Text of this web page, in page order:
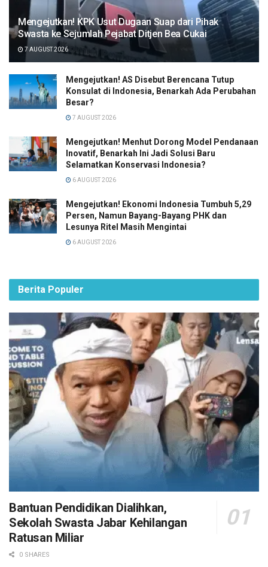
Mengejutkan! KPK Usut Dugaan Suap dari Pihak
Swasta ke Sejumlah Pejabat Ditjen Bea Cukai
7 AUGUST 2026
Mengejutkan! AS Disebut Berencana Tutup
Konsulat di Indonesia, Benarkah Ada Perubahan
Besar?
7 AUGUST 2026
Mengejutkan! Menhut Dorong Model Pendanaan
Inovatif, Benarkah Ini Jadi Solusi Baru
Selamatkan Konservasi Indonesia?
6 AUGUST 2026
Mengejutkan! Ekonomi Indonesia Tumbuh 5,29
Persen, Namun Bayang-Bayang PHK dan
Lesunya Ritel Masih Mengintai
6 AUGUST 2026
Berita Populer
Bantuan Pendidikan Dialihkan,
Sekolah Swasta Jabar Kehilangan
Ratusan Miliar
0 SHARES